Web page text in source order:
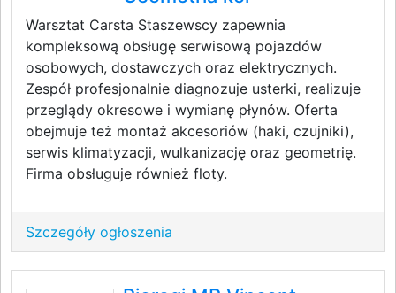
Warsztat Carsta Staszewscy zapewnia
kompleksową obsługę serwisową pojazdów
osobowych, dostawczych oraz elektrycznych.
Zespół profesjonalnie diagnozuje usterki, realizuje
przeglądy okresowe i wymianę płynów. Oferta
obejmuje też montaż akcesoriów (haki, czujniki),
serwis klimatyzacji, wulkanizację oraz geometrię.
Firma obsługuje również floty.
Szczegóły ogłoszenia